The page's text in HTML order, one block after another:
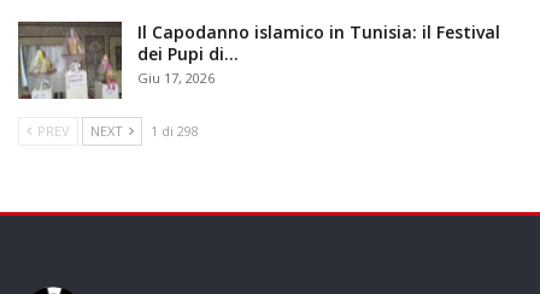
Il Capodanno islamico in Tunisia: il Festival
dei Pupi di…
Giu 17, 2026
PREV NEXT 1 di 298